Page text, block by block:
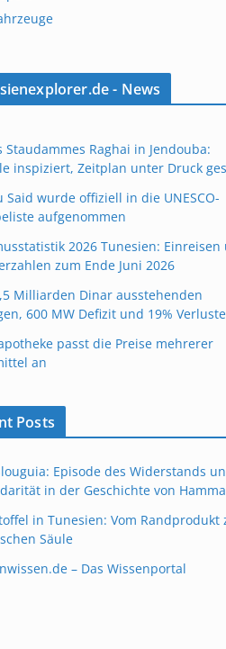
- News
Staudammes Raghai in Jendouba:
inspiziert, Zeitplan unter Druck
Said wurde offiziell in die UNESCO-
aufgenommen
2026 Tunesien: Einreisen
zum Ende Juni 2026
Milliarden Dinar ausstehenden
600 MW Defizit und 19% Verluste
passt die Preise mehrerer
an
Posts
Episode des Widerstands
in der Geschichte von
in Tunesien: Vom Randprodukt
Säule
– Das Wissenportal